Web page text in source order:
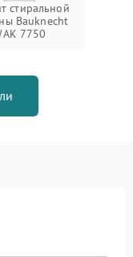
стиральной
Bauknecht
7750